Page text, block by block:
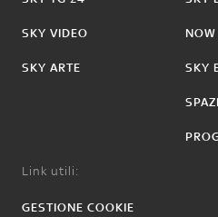
SKY VIDEO
SKY ARTE
NOW
SKY
Link utili:
GESTIONE COOKIE